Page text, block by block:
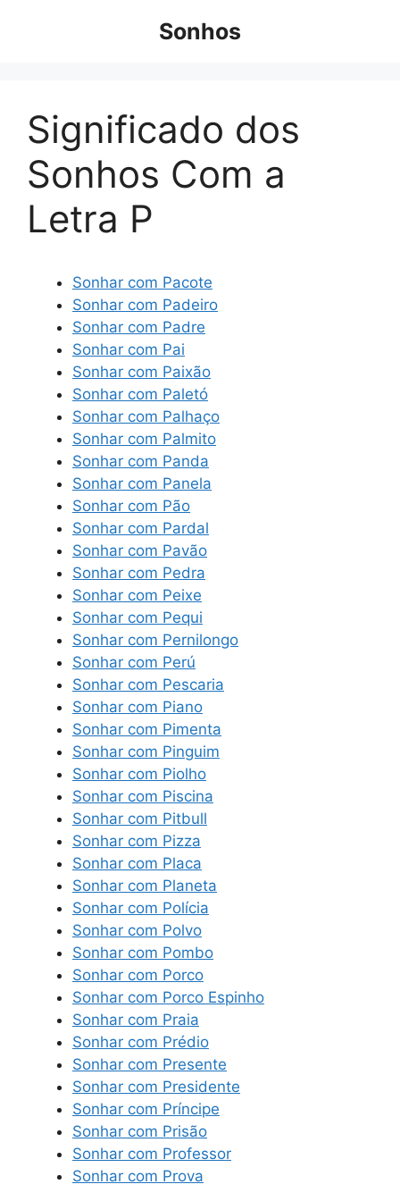
Sonhos
Significado dos
Sonhos Com a
Letra P
Sonhar com Pacote
Sonhar com Padeiro
Sonhar com Padre
Sonhar com Pai
Sonhar com Paixão
Sonhar com Paletó
Sonhar com Palhaço
Sonhar com Palmito
Sonhar com Panda
Sonhar com Panela
Sonhar com Pão
Sonhar com Pardal
Sonhar com Pavão
Sonhar com Pedra
Sonhar com Peixe
Sonhar com Pequi
Sonhar com Pernilongo
Sonhar com Perú
Sonhar com Pescaria
Sonhar com Piano
Sonhar com Pimenta
Sonhar com Pinguim
Sonhar com Piolho
Sonhar com Piscina
Sonhar com Pitbull
Sonhar com Pizza
Sonhar com Placa
Sonhar com Planeta
Sonhar com Polícia
Sonhar com Polvo
Sonhar com Pombo
Sonhar com Porco
Sonhar com Porco Espinho
Sonhar com Praia
Sonhar com Prédio
Sonhar com Presente
Sonhar com Presidente
Sonhar com Príncipe
Sonhar com Prisão
Sonhar com Professor
Sonhar com Prova